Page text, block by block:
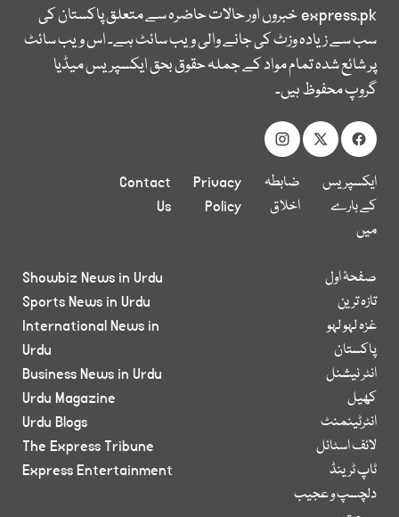
express.pkخبروں اور حالات حاضرہ سے متعلق پاکستان کی
سب سے زیادہ وزٹ کی جانے والی ویب سائٹ ہے۔ اس ویب سائٹ
پر شائع شدہ تمام مواد کے جملہ حقوق بحق ایکسپریس میڈیا
گروپ محفوظ ہیں۔
ایکسپریس
کے بارے
میں
ضابطہ
اخلاق
Privacy
Policy
Contact
Us
صفحۂ اول
تازہ ترین
غزہ لہو لہو
پاکستان
انٹر نیشنل
کھیل
انٹرٹینمنٹ
لائف اسٹائل
ٹاپ ٹرینڈ
دلچسپ و عجیب
Showbiz News in Urdu
Sports News in Urdu
International News in
Urdu
Business News in Urdu
Urdu Magazine
Urdu Blogs
The Express Tribune
Express Entertainment